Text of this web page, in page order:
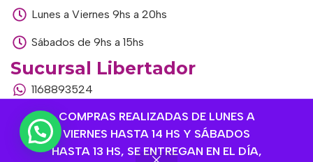
COMPRAS REALIZADAS DE LUNES A
VIERNES HASTA 14 HS Y SÁBADOS
HASTA 13 HS, SE ENTREGAN EN EL DÍA,
Lunes a Viernes 9hs a 20hs
Sábados de 9hs a 15hs
Sucursal Libertador
1168893524
Av. del Libertador 1915, Vte. López, Provincia de
Buenos Aires